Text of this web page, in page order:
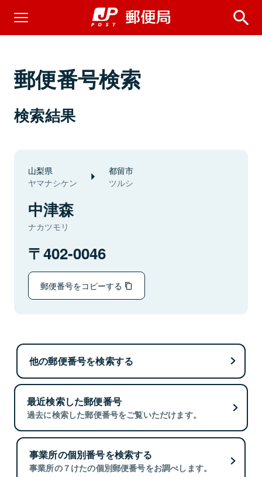
郵便番号検索
検索結果
山梨県
ヤマナシケン
都留市
ツルシ
中津森
ナカツモリ
402-0046
郵便番号をコピーする
他の郵便番号を検索する
最近検索した郵便番号
過去に検索した郵便番号をご覧いただけます。
事業所の個別番号を検索する
事業所の７けたの個別郵便番号をお調べします。